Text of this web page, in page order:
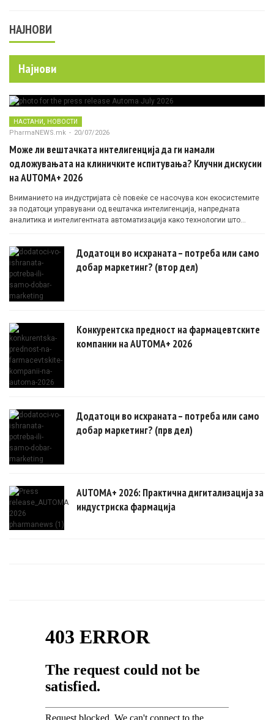
НАЈНОВИ
Најнови
НАСТАНИ НОВОСТИ
PharmaNEWS.mk - 20/07/2026
Може ли вештачката интелигенција да ги намали
одложувањата на клиничките испитувања? Клучни дискусии
на AUTOMA+ 2026
Вниманието на индустријата сè повеќе се насочува кон екосистемите
за податоци управувани од вештачка интелигенција, напредната
аналитика и интелигентната автоматизација како технологии што
Додатоци во исхраната – потреба или само
добар маркетинг? (втор дел)
Конкурентска предност на фармацевтските
компании на AUTOMA+ 2026
Додатоци во исхраната – потреба или само
добар маркетинг? (прв дел)
AUTOMA+ 2026: Практична дигитализација за
индустриска фармација